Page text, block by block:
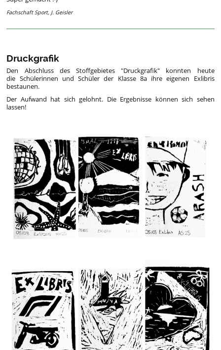
Fachschaft Sport, J. Geisler
Druckgrafik
Den Abschluss des Stoffgebietes "Druckgrafik" konnten heute
die Schülerinnen und Schüler der Klasse 8a ihre eigenen Exlibris
bestaunen.
Der Aufwand hat sich gelohnt. Die Ergebnisse können sich sehen
lassen!